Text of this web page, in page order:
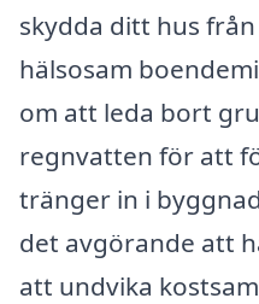
skydda ditt hus
hälsosam
om att leda bort
regnvatten för att
tränger in i
det avgörande att
att undvika